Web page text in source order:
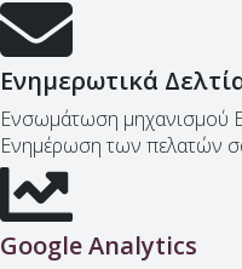
Ενημερωτικά
Ενσωμάτωση μηχανισμού
Ενημέρωση των πελατών
Google Analytics